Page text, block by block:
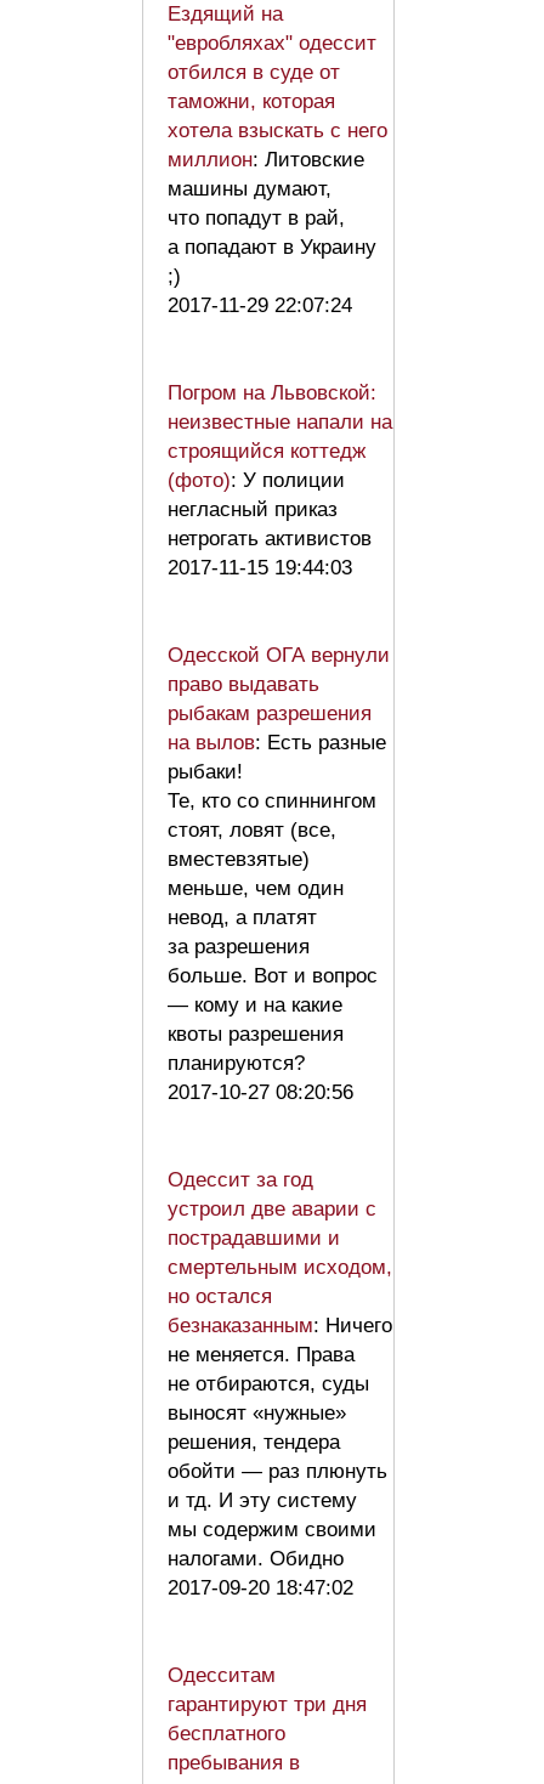
Ездящий на
"евробляхах" одессит
отбился в суде от
таможни, которая
хотела взыскать с него
миллион: Литовские
машины думают,
что попадут в рай,
а попадают в Украину
;)
2017-11-29 22:07:24
Погром на Львовской:
неизвестные напали на
строящийся коттедж
(фото): У полиции
негласный приказ
нетрогать активистов
2017-11-15 19:44:03
Одесской ОГА вернули
право выдавать
рыбакам разрешения
на вылов: Есть разные
рыбаки!
Те, кто со спиннингом
стоят, ловят (все,
вместевзятые)
меньше, чем один
невод, а платят
за разрешения
больше. Вот и вопрос
— кому и на какие
квоты разрешения
планируются?
2017-10-27 08:20:56
Одессит за год
устроил две аварии с
пострадавшими и
смертельным исходом,
но остался
безнаказанным: Ничего
не меняется. Права
не отбираются, суды
выносят «нужные»
решения, тендера
обойти — раз плюнуть
и тд. И эту систему
мы содержим своими
налогами. Обидно
2017-09-20 18:47:02
Одесситам
гарантируют три дня
бесплатного
пребывания в